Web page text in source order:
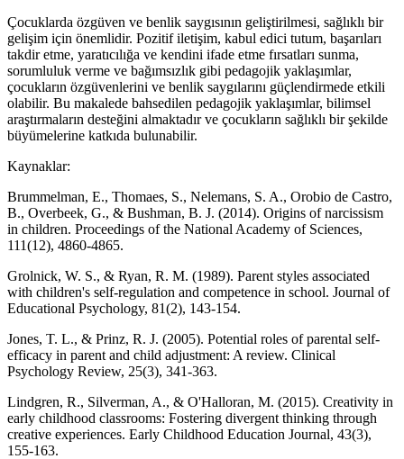
Çocuklarda özgüven ve benlik saygısının geliştirilmesi, sağlıklı bir
gelişim için önemlidir. Pozitif iletişim, kabul edici tutum, başarıları
takdir etme, yaratıcılığa ve kendini ifade etme fırsatları sunma,
sorumluluk verme ve bağımsızlık gibi pedagojik yaklaşımlar,
çocukların özgüvenlerini ve benlik saygılarını güçlendirmede etkili
olabilir. Bu makalede bahsedilen pedagojik yaklaşımlar, bilimsel
araştırmaların desteğini almaktadır ve çocukların sağlıklı bir şekilde
büyümelerine katkıda bulunabilir.
Kaynaklar:
Brummelman, E., Thomaes, S., Nelemans, S. A., Orobio de Castro,
B., Overbeek, G., & Bushman, B. J. (2014). Origins of narcissism
in children. Proceedings of the National Academy of Sciences,
111(12), 4860-4865.
Grolnick, W. S., & Ryan, R. M. (1989). Parent styles associated
with children's self-regulation and competence in school. Journal of
Educational Psychology, 81(2), 143-154.
Jones, T. L., & Prinz, R. J. (2005). Potential roles of parental self-
efficacy in parent and child adjustment: A review. Clinical
Psychology Review, 25(3), 341-363.
Lindgren, R., Silverman, A., & O'Halloran, M. (2015). Creativity in
early childhood classrooms: Fostering divergent thinking through
creative experiences. Early Childhood Education Journal, 43(3),
155-163.